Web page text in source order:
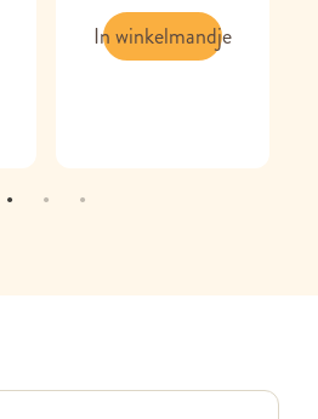
In winkelmandje